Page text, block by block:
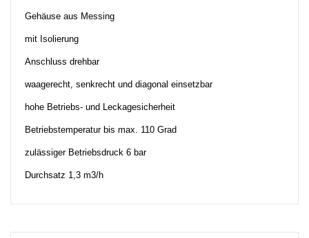
Gehäuse aus Messing
mit Isolierung
Anschluss drehbar
waagerecht, senkrecht und diagonal einsetzbar
hohe Betriebs- und Leckagesicherheit
Betriebstemperatur bis max. 110 Grad
zulässiger Betriebsdruck 6 bar
Durchsatz 1,3 m3/h